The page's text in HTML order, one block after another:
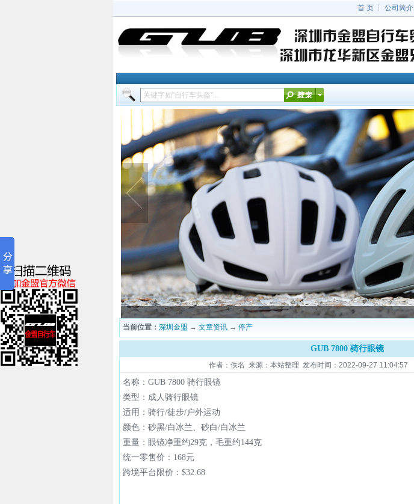
首 页 ┆ 公司简介
当前位置： 深圳金盟 → 文章资讯 → 停产
GUB 7800 骑行眼镜
作者：佚名 来源：本站整理 发布时间：2022-09-27 11:04:57
名称：GUB 7800 骑行眼镜
类型：成人骑行眼镜
适用：骑行/徒步/户外运动
颜色：砂黑/白冰兰、砂白/白冰兰
重量：眼镜净重约29克，毛重约144克
统一零售价：168元
跨境平台限价：$32.68